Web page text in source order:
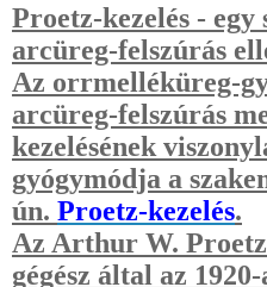
Proetz-kezelés -
arcüreg-felszúrás
Az orrmelléküreg-
arcüreg-felszúrás
kezelésének
gyógymódja a
ún. Proetz-kezelés.
Az Arthur W.
gégész által az